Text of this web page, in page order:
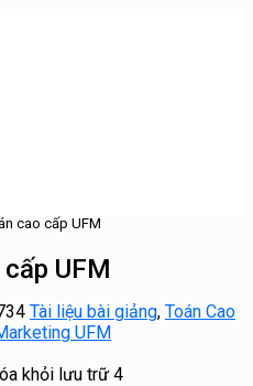
cao cấp UFM
UFM
Tài liệu bài giảng, Toán Cao
UFM
khỏi lưu trữ 4